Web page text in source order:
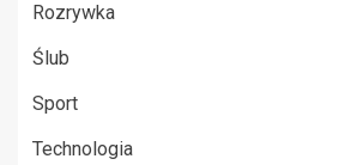
Rozrywka
Ślub
Sport
Technologia